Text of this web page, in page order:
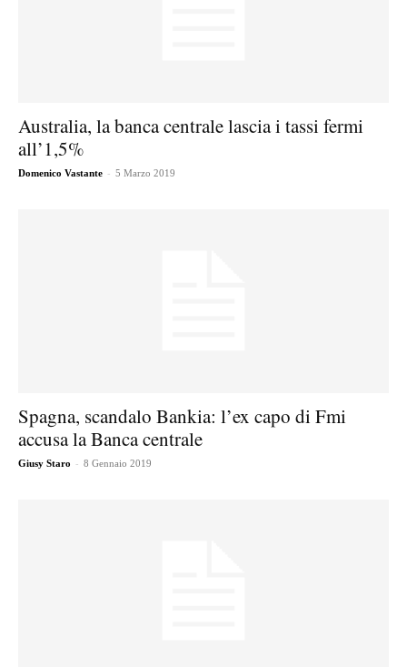
Australia, la banca centrale lascia i tassi fermi
all’1,5%
Domenico Vastante - 5 Marzo 2019
Spagna, scandalo Bankia: l’ex capo di Fmi
accusa la Banca centrale
Giusy Staro - 8 Gennaio 2019